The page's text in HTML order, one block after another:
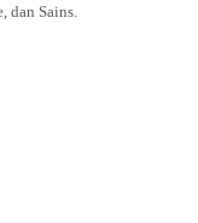
dan Sains.